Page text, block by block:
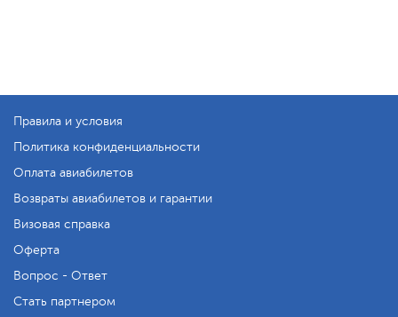
Правила и условия
Политика конфиденциальности
Оплата авиабилетов
Возвраты авиабилетов и гарантии
Визовая справка
Оферта
Вопрос - Ответ
Стать партнером